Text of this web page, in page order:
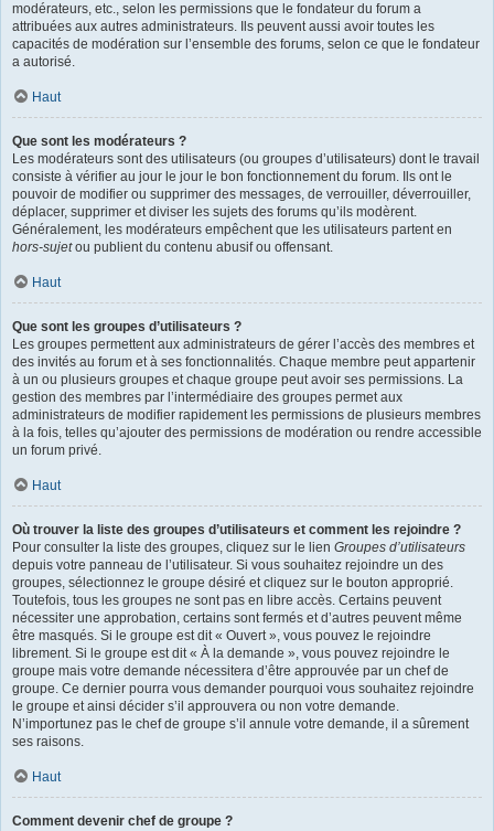
modérateurs, etc., selon les permissions que le fondateur du forum a
attribuées aux autres administrateurs. Ils peuvent aussi avoir toutes les
capacités de modération sur l’ensemble des forums, selon ce que le fondateur
a autorisé.
Haut
Que sont les modérateurs ?
Les modérateurs sont des utilisateurs (ou groupes d’utilisateurs) dont le travail
consiste à vérifier au jour le jour le bon fonctionnement du forum. Ils ont le
pouvoir de modifier ou supprimer des messages, de verrouiller, déverrouiller,
déplacer, supprimer et diviser les sujets des forums qu’ils modèrent.
Généralement, les modérateurs empêchent que les utilisateurs partent en
hors-sujetou publient du contenu abusif ou offensant.
Haut
Que sont les groupes d’utilisateurs ?
Les groupes permettent aux administrateurs de gérer l’accès des membres et
des invités au forum et à ses fonctionnalités. Chaque membre peut appartenir
à un ou plusieurs groupes et chaque groupe peut avoir ses permissions. La
gestion des membres par l’intermédiaire des groupes permet aux
administrateurs de modifier rapidement les permissions de plusieurs membres
à la fois, telles qu’ajouter des permissions de modération ou rendre accessible
un forum privé.
Haut
Où trouver la liste des groupes d’utilisateurs et comment les rejoindre ?
Pour consulter la liste des groupes, cliquez sur le lien Groupes d’utilisateurs
depuis votre panneau de l’utilisateur. Si vous souhaitez rejoindre un des
groupes, sélectionnez le groupe désiré et cliquez sur le bouton approprié.
Toutefois, tous les groupes ne sont pas en libre accès. Certains peuvent
nécessiter une approbation, certains sont fermés et d’autres peuvent même
être masqués. Si le groupe est dit « Ouvert », vous pouvez le rejoindre
librement. Si le groupe est dit « À la demande », vous pouvez rejoindre le
groupe mais votre demande nécessitera d’être approuvée par un chef de
groupe. Ce dernier pourra vous demander pourquoi vous souhaitez rejoindre
le groupe et ainsi décider s’il approuvera ou non votre demande.
N’importunez pas le chef de groupe s’il annule votre demande, il a sûrement
ses raisons.
Haut
Comment devenir chef de groupe ?